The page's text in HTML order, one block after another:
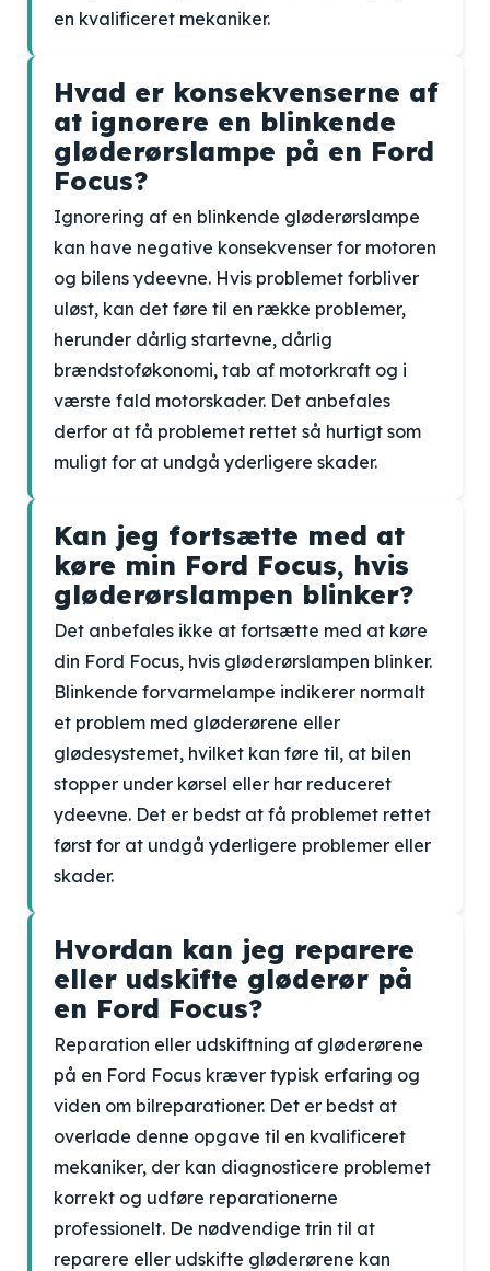
en kvalificeret mekaniker.
Hvad er konsekvenserne af
at ignorere en blinkende
gløderørslampe på en Ford
Focus?
Ignorering af en blinkende gløderørslampe
kan have negative konsekvenser for motoren
og bilens ydeevne. Hvis problemet forbliver
uløst, kan det føre til en række problemer,
herunder dårlig startevne, dårlig
brændstoføkonomi, tab af motorkraft og i
værste fald motorskader. Det anbefales
derfor at få problemet rettet så hurtigt som
muligt for at undgå yderligere skader.
Kan jeg fortsætte med at
køre min Ford Focus, hvis
gløderørslampen blinker?
Det anbefales ikke at fortsætte med at køre
din Ford Focus, hvis gløderørslampen blinker.
Blinkende forvarmelampe indikerer normalt
et problem med gløderørene eller
glødesystemet, hvilket kan føre til, at bilen
stopper under kørsel eller har reduceret
ydeevne. Det er bedst at få problemet rettet
først for at undgå yderligere problemer eller
skader.
Hvordan kan jeg reparere
eller udskifte gløderør på
en Ford Focus?
Reparation eller udskiftning af gløderørene
på en Ford Focus kræver typisk erfaring og
viden om bilreparationer. Det er bedst at
overlade denne opgave til en kvalificeret
mekaniker, der kan diagnosticere problemet
korrekt og udføre reparationerne
professionelt. De nødvendige trin til at
reparere eller udskifte gløderørene kan